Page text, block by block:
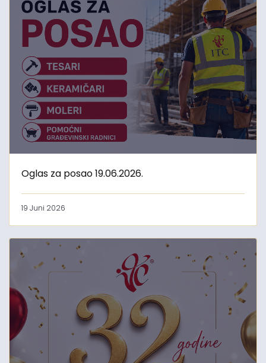
Oglas za posao 19.06.2026.
19 Juni 2026